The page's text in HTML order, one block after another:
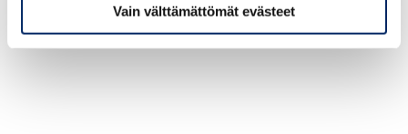
Vain välttämättömät evästeet